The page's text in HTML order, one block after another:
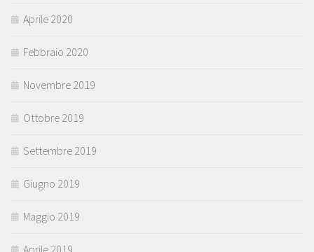
Aprile 2020
Febbraio 2020
Novembre 2019
Ottobre 2019
Settembre 2019
Giugno 2019
Maggio 2019